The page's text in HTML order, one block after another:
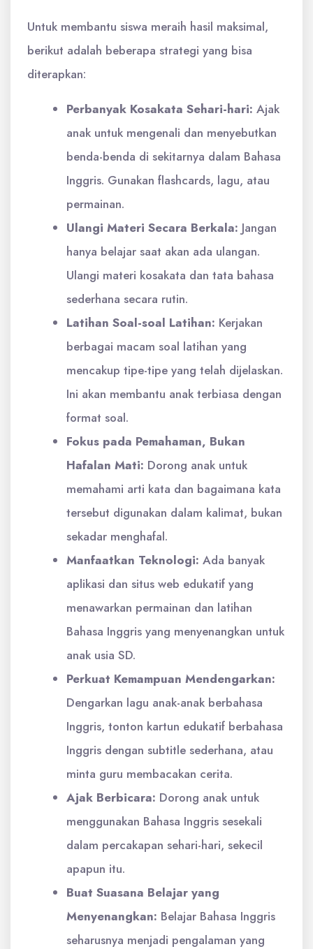
Untuk membantu siswa meraih hasil maksimal,
berikut adalah beberapa strategi yang bisa
diterapkan:
Perbanyak Kosakata Sehari-hari: Ajak
anak untuk mengenali dan menyebutkan
benda-benda di sekitarnya dalam Bahasa
Inggris. Gunakan flashcards, lagu, atau
permainan.
Ulangi Materi Secara Berkala: Jangan
hanya belajar saat akan ada ulangan.
Ulangi materi kosakata dan tata bahasa
sederhana secara rutin.
Latihan Soal-soal Latihan: Kerjakan
berbagai macam soal latihan yang
mencakup tipe-tipe yang telah dijelaskan.
Ini akan membantu anak terbiasa dengan
format soal.
Fokus pada Pemahaman, Bukan
Hafalan Mati: Dorong anak untuk
memahami arti kata dan bagaimana kata
tersebut digunakan dalam kalimat, bukan
sekadar menghafal.
Manfaatkan Teknologi: Ada banyak
aplikasi dan situs web edukatif yang
menawarkan permainan dan latihan
Bahasa Inggris yang menyenangkan untuk
anak usia SD.
Perkuat Kemampuan Mendengarkan:
Dengarkan lagu anak-anak berbahasa
Inggris, tonton kartun edukatif berbahasa
Inggris dengan subtitle sederhana, atau
minta guru membacakan cerita.
Ajak Berbicara: Dorong anak untuk
menggunakan Bahasa Inggris sesekali
dalam percakapan sehari-hari, sekecil
apapun itu.
Buat Suasana Belajar yang
Menyenangkan: Belajar Bahasa Inggris
seharusnya menjadi pengalaman yang